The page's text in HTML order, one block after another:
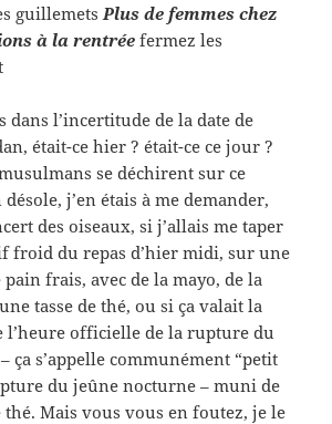
guillemetsPlus de femmes chez
à la rentréefermez les
dans l’incertitude de la date de
était-ce hier ? était-ce ce jour ?
se déchirent sur ce
j’en étais à me demander,
des oiseaux, si j’allais me taper
froid du repas d’hier midi, sur une
frais, avec de la mayo, de la
tasse de thé, ou si ça valait la
l’heure officielle de la rupture du
ça s’appelle communément “petit
du jeûne nocturne – muni de
thé. Mais vous vous en foutez, je le